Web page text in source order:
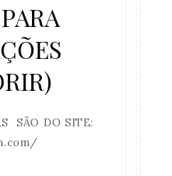
SÃO DO SITE: